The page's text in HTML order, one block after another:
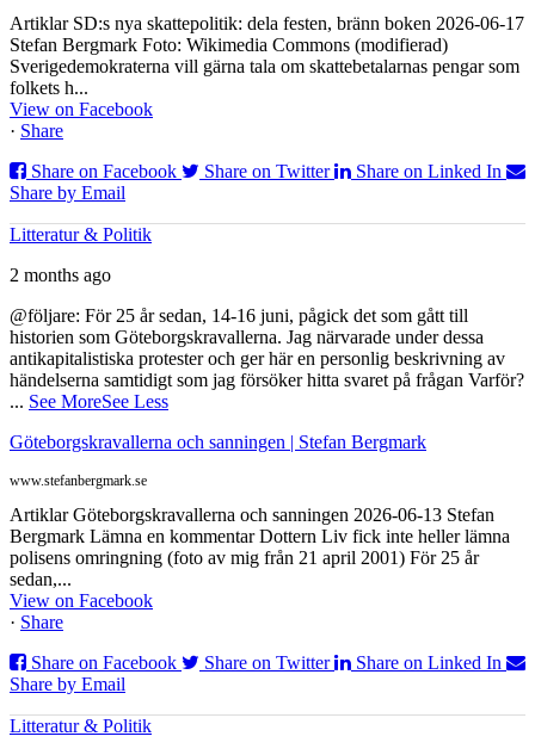
Artiklar SD:s nya skattepolitik: dela festen, bränn boken 2026-06-17
Stefan Bergmark Foto: Wikimedia Commons (modifierad)
Sverigedemokraterna vill gärna tala om skattebetalarnas pengar som
folkets h...
View on Facebook
· Share
Share on Facebook
Share on Twitter
Share on Linked In
Share by Email
Litteratur & Politik
2 months ago
@följare: För 25 år sedan, 14-16 juni, pågick det som gått till
historien som Göteborgskravallerna. Jag närvarade under dessa
antikapitalistiska protester och ger här en personlig beskrivning av
händelserna samtidigt som jag försöker hitta svaret på frågan Varför?
... See MoreSee Less
Göteborgskravallerna och sanningen | Stefan Bergmark
www.stefanbergmark.se
Artiklar Göteborgskravallerna och sanningen 2026-06-13 Stefan
Bergmark Lämna en kommentar Dottern Liv fick inte heller lämna
polisens omringning (foto av mig från 21 april 2001) För 25 år
sedan,...
View on Facebook
· Share
Share on Facebook
Share on Twitter
Share on Linked In
Share by Email
Litteratur & Politik